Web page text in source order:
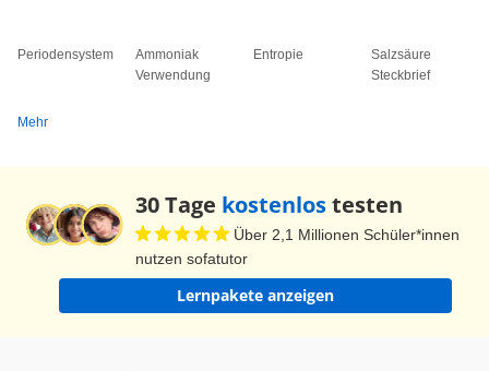
Periodensystem
Ammoniak
Verwendung
Entropie
Salzsäure
Steckbrief
Mehr
30 Tage kostenlostesten
Über 2,1 Millionen Schüler*innen
nutzen sofatutor
Lernpakete anzeigen